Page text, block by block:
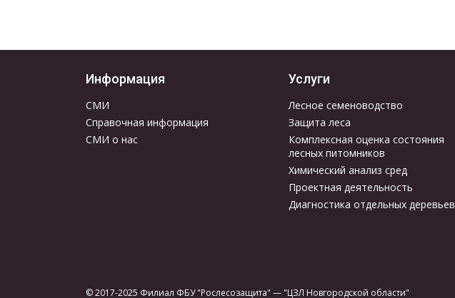
Информация
СМИ
Справочная информация
СМИ о нас
Услуги
Лесное семеноводство
Защита леса
Комплексная оценка состояния
лесных питомников
Химический анализ сред
Проектная деятельность
Диагностика отдельных деревьев
© 2017-2025 Филиал ФБУ "Рослесозащита" — "ЦЗЛ Новгородской области"